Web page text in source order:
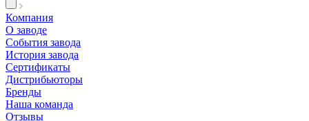
Компания
О заводе
События завода
История завода
Сертификаты
Дистрибьюторы
Бренды
Наша команда
Отзывы